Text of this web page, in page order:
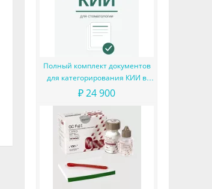
Полный комплект документов
для категорирования КИИ в
частной стоматологии (с
расчётов критериев и
моделированием угроз)
₽ 24 900